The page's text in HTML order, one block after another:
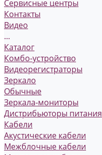
Сервисные центры
Контакты
Видео
...
Каталог
Комбо-устройство
Видеорегистраторы
Зеркало
Обычные
Зеркала-мониторы
Дистрибьюторы питания
Кабели
Акустические кабели
Межблочные кабели